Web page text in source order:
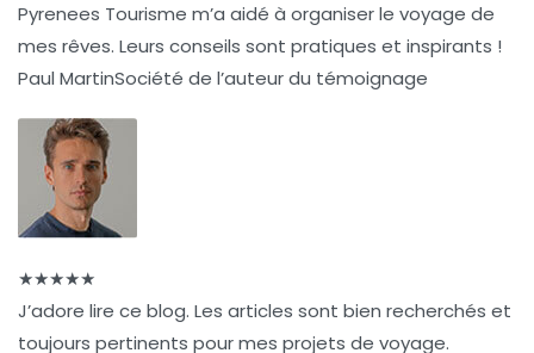
Pyrenees Tourisme m’a aidé à organiser le voyage de
mes rêves. Leurs conseils sont pratiques et inspirants !
Paul MartinSociété de l’auteur du témoignage
★★★★★
J’adore lire ce blog. Les articles sont bien recherchés et
toujours pertinents pour mes projets de voyage.